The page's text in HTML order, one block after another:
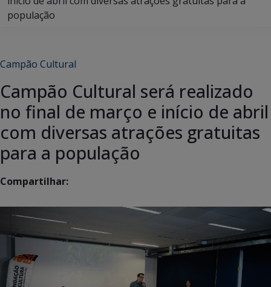
população
Campão Cultural
Campão Cultural será realizado
no final de março e início de abril
com diversas atrações gratuitas
para a população
Compartilhar: